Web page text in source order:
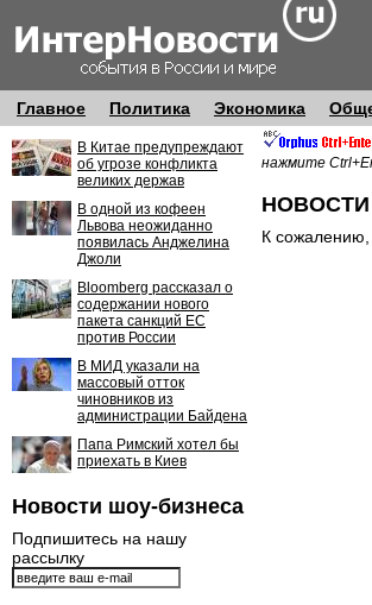
Главное Политика Экономика
В Китае предупреждают
об угрозе конфликта
великих держав
В одной из кофеен
Львова неожиданно
появилась Анджелина
Джоли
Bloomberg рассказал о
содержании нового
пакета санкций ЕС
против России
В МИД указали на
массовый отток
чиновников из
администрации Байдена
Папа Римский хотел бы
приехать в Киев
Новости шоу-бизнеса
Подпишитесь на нашу
рассылку
нажмите
НОВОСТИ
К сожалению,